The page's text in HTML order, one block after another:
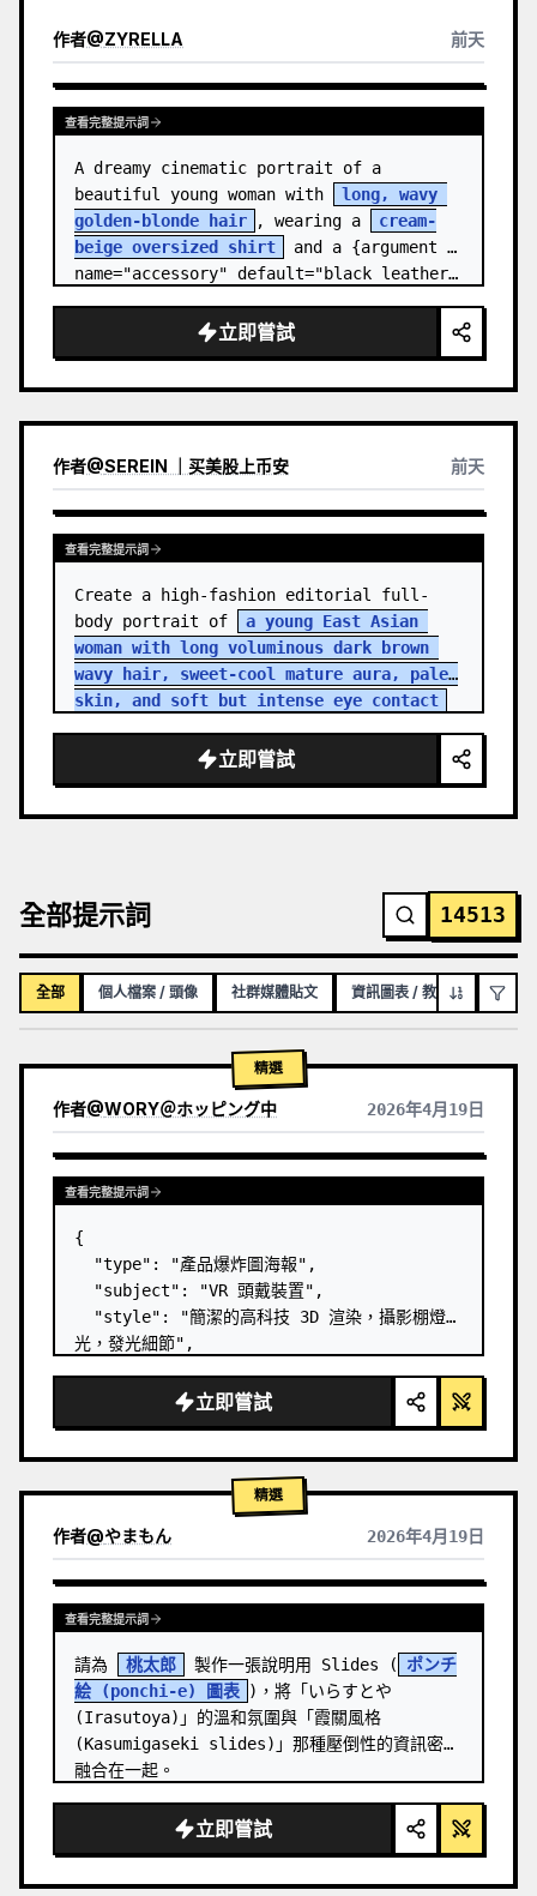
作者@ZYRELLA 前天
查看完整提示詞
A dreamy cinematic portrait of a
beautiful young woman with
long, wavy
golden-blonde hair
, wearing a
cream-
beige oversized shirt
and a {argument
name="accessory" default="black leather…
立即嘗試
作者@SEREIN ｜买美股上币安 前天
查看完整提示詞
Create a high-fashion editorial full-
body portrait of
a young East Asian
woman with long voluminous dark brown
wavy hair, sweet-cool mature aura, pale
skin, and soft but intense eye contact
立即嘗試
全部提示詞 14513
全部 個人檔案 / 頭像 社群媒體貼文 資訊圖表 / 教育視覺化內容
精選
作者@WORY＠ホッピング中 2026年4月19日
查看完整提示詞
{
  "type": "產品爆炸圖海報",
  "subject": "VR 頭戴裝置",
  "style": "簡潔的高科技 3D 渲染，攝影棚燈
光，發光細節",
  "header": {
    "logo": "∞
Meta Quest 3 ",
立即嘗試
精選
作者@やまもん 2026年4月19日
查看其他模型的結果
查看完整提示詞
請為 桃太郎 製作一張說明用 Slides (
ポンチ
絵 (ponchi-e) 圖表 )，將「いらすとや
(Irasutoya)」的溫和氛圍與「霞關風格
(Kasumigaseki slides)」那種壓倒性的資訊密度
融合在一起。
立即嘗試